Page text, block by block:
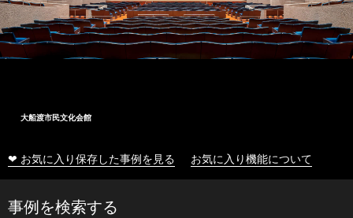
大船渡市民文化会館
❤ お気に入り保存した事例を見る お気に入り機能について
事例を検索する